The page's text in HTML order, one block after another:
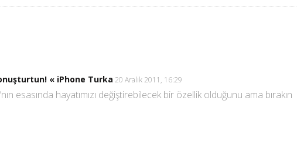
« iPhone Turka 20 Aralık 2011, 16:29
esasında hayatımızı değiştirebilecek bir özellik olduğunu ama bırakın